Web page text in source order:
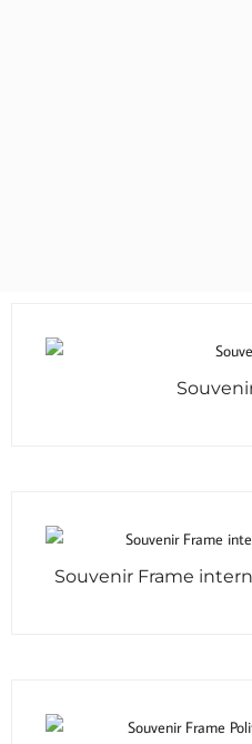
Souvenir Frame